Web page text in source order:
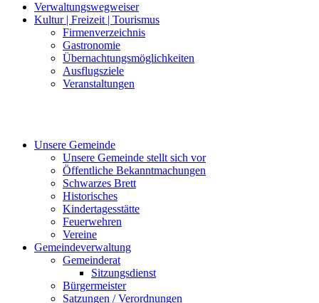
Verwaltungswegweiser
Kultur | Freizeit | Tourismus
Firmenverzeichnis
Gastronomie
Übernachtungsmöglichkeiten
Ausflugsziele
Veranstaltungen
Unsere Gemeinde
Unsere Gemeinde stellt sich vor
Öffentliche Bekanntmachungen
Schwarzes Brett
Historisches
Kindertagesstätte
Feuerwehren
Vereine
Gemeindeverwaltung
Gemeinderat
Sitzungsdienst
Bürgermeister
Satzungen / Verordnungen